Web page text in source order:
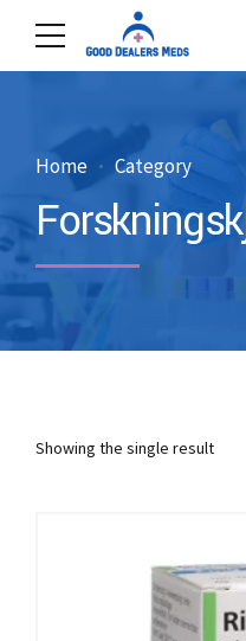
Home Category
Showing the single result